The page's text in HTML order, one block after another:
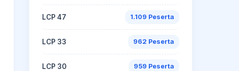
LCP 47 1.109 Peserta
LCP 33 962 Peserta
LCP 30 959 Peserta